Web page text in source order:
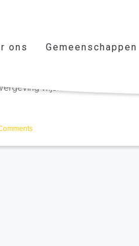
ons Gemeenschappen
wijsheid....vier het leven